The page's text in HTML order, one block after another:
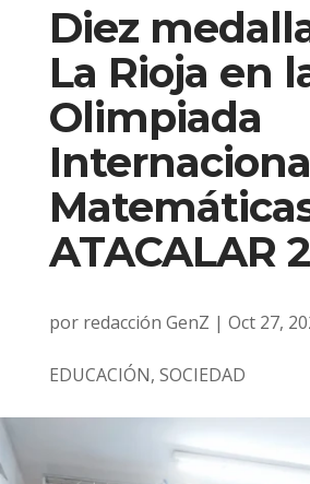
Diez
La Rioja en
Olimpiada
ATACALAR
por redacción GenZ | Oct 27,
EDUCACIÓN, SOCIEDAD